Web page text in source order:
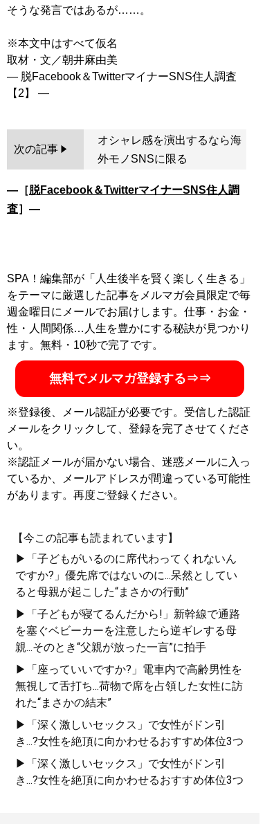
そうな発言ではあるが……。
※本文中はすべて仮名
取材・文／朝井麻由美
― 脱Facebook＆TwitterマイナーSNS住人調査
次の記事
オシャレ感を演出するなら海
外モノSNSに限る
―［脱Facebook＆TwitterマイナーSNS住人調
査］―
SPA！編集部が「人生後半を賢く楽しく生きる」
をテーマに厳選した記事をメルマガ会員限定で毎
週金曜日にメールでお届けします。仕事・お金・
性・人間関係…人生を豊かにする秘訣が見つかり
ます。無料・10秒で完了です。
無料でメルマガ登録する⇒⇒
※登録後、メール認証が必要です。受信した認証
メールをクリックして、登録を完了させてくださ
い。
※認証メールが届かない場合、迷惑メールに入っ
ているか、メールアドレスが間違っている可能性
があります。再度ご登録ください。
【今この記事も読まれています】
▶「子どもがいるのに席代わってくれないん
ですか?」優先席ではないのに...呆然としてい
ると母親が起こした“まさかの行動”
▶「子どもが寝てるんだから!」新幹線で通路
を塞ぐベビーカーを注意したら逆ギレする母
親...そのとき“父親が放った一言”に拍手
▶「座っていいですか?」電車内で高齢男性を
無視して舌打ち...荷物で席を占領した女性に訪
れた“まさかの結末”
▶「深く激しいセックス」で女性がドン引
き...?女性を絶頂に向かわせるおすすめ体位3つ
▶「深く激しいセックス」で女性がドン引
き...?女性を絶頂に向かわせるおすすめ体位3つ